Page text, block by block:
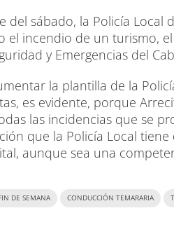
sábado, la Policía Local
el incendio de un turismo,
y Emergencias del
la plantilla de la
es evidente, porque
las incidencias que se
que la Policía Local
aunque sea una
DE SEMANA CONDUCCIÓN TEMARARIA